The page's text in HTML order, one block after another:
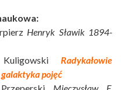
Henryk Sławik 1894-
Radykałowie
pojęć